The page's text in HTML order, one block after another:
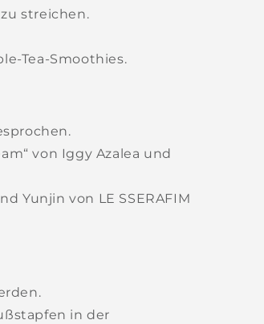
streichen.
Tea-Smoothies.
von Iggy Azalea und
Yunjin von LE SSERAFIM
in der